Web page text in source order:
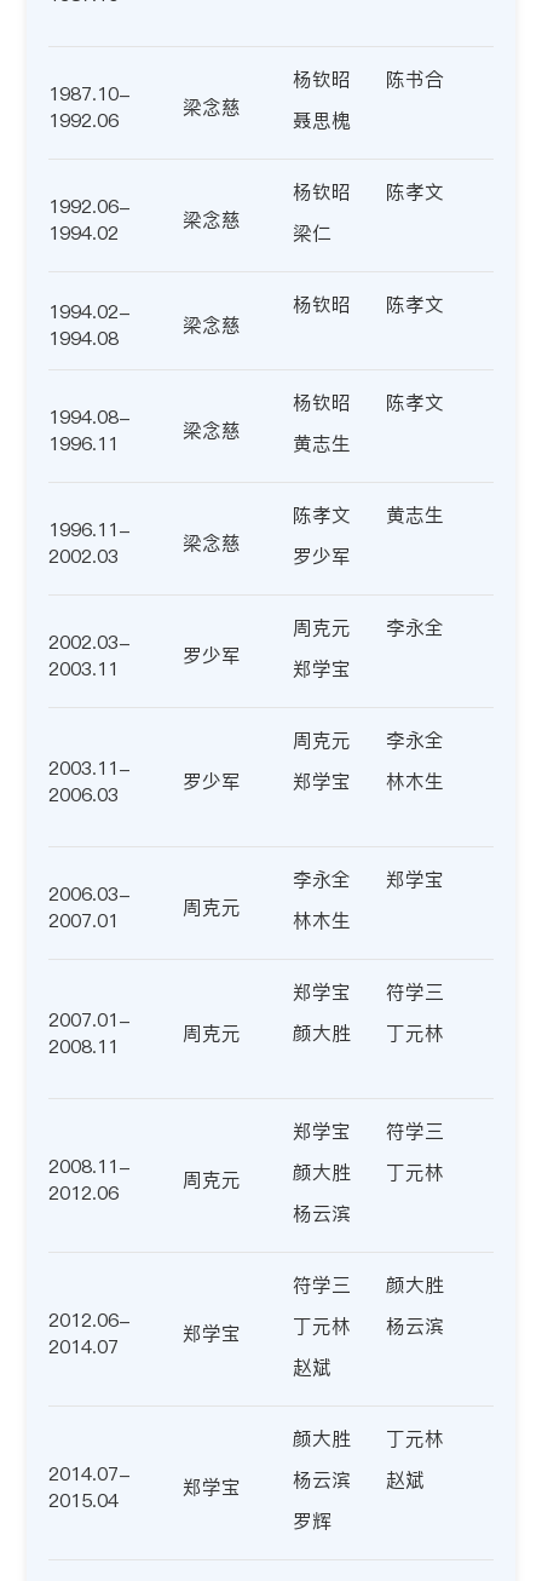
1987.10-
1992.06
梁念慈
杨钦昭
陈书合
聂思槐
1992.06-
1994.02
梁念慈
杨钦昭
陈孝文
梁仁
1994.02-
1994.08
梁念慈
杨钦昭 陈孝文
1994.08-
1996.11
梁念慈
杨钦昭
陈孝文
黄志生
1996.11-
2002.03
梁念慈
陈孝文
黄志生
罗少军
2002.03-
2003.11
罗少军
周克元
李永全
郑学宝
2003.11-
2006.03
罗少军
周克元
李永全
郑学宝
林木生
2006.03-
2007.01
周克元
李永全
郑学宝
林木生
2007.01-
2008.11
周克元
郑学宝
符学三
颜大胜
丁元林
2008.11-
2012.06
周克元
郑学宝
符学三
颜大胜
丁元林
杨云滨
2012.06-
2014.07
郑学宝
符学三
颜大胜
丁元林
杨云滨
赵斌
2014.07-
2015.04
郑学宝
颜大胜
丁元林
杨云滨
赵斌
罗辉